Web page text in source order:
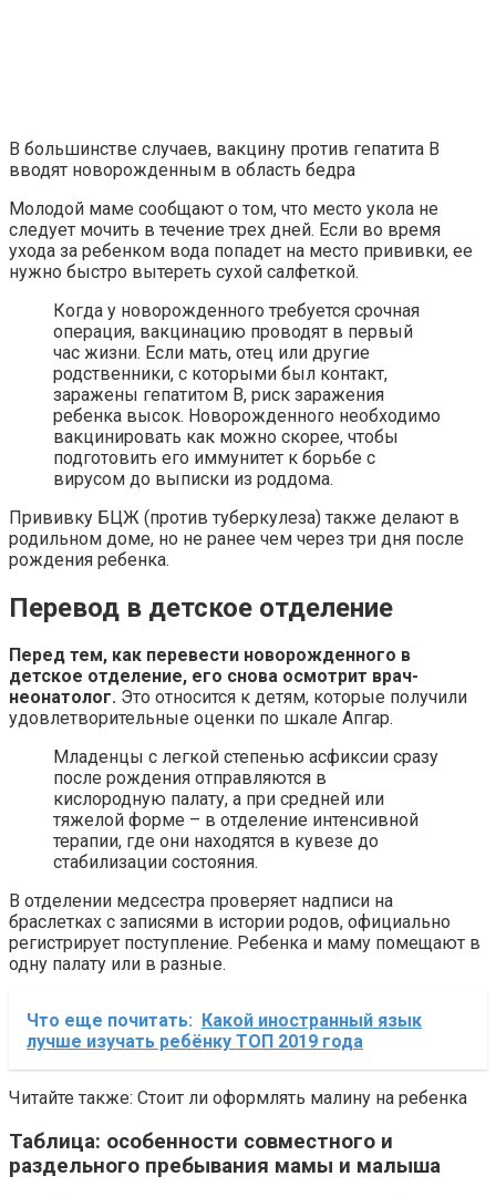
В большинстве случаев, вакцину против гепатита B
вводят новорожденным в область бедра
Молодой маме сообщают о том, что место укола не
следует мочить в течение трех дней. Если во время
ухода за ребенком вода попадет на место прививки, ее
нужно быстро вытереть сухой салфеткой.
Когда у новорожденного требуется срочная
операция, вакцинацию проводят в первый
час жизни. Если мать, отец или другие
родственники, с которыми был контакт,
заражены гепатитом B, риск заражения
ребенка высок. Новорожденного необходимо
вакцинировать как можно скорее, чтобы
подготовить его иммунитет к борьбе с
вирусом до выписки из роддома.
Прививку БЦЖ (против туберкулеза) также делают в
родильном доме, но не ранее чем через три дня после
рождения ребенка.
Перевод в детское отделение
Перед тем, как перевести новорожденного в
детское отделение, его снова осмотрит врач-
неонатолог. Это относится к детям, которые получили
удовлетворительные оценки по шкале Апгар.
Младенцы с легкой степенью асфиксии сразу
после рождения отправляются в
кислородную палату, а при средней или
тяжелой форме – в отделение интенсивной
терапии, где они находятся в кувезе до
стабилизации состояния.
В отделении медсестра проверяет надписи на
браслетках с записями в истории родов, официально
регистрирует поступление. Ребенка и маму помещают в
одну палату или в разные.
Что еще почитать:
Какой иностранный язык
лучше изучать ребёнку ТОП 2019 года
Читайте также: Стоит ли оформлять малину на ребенка
Таблица: особенности совместного и
раздельного пребывания мамы и малыша